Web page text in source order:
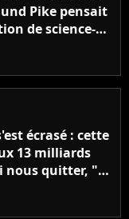
Pike pensait
de science-
Johnson
écrasé : cette
13 milliards
nous quitter, "Je
chanter"